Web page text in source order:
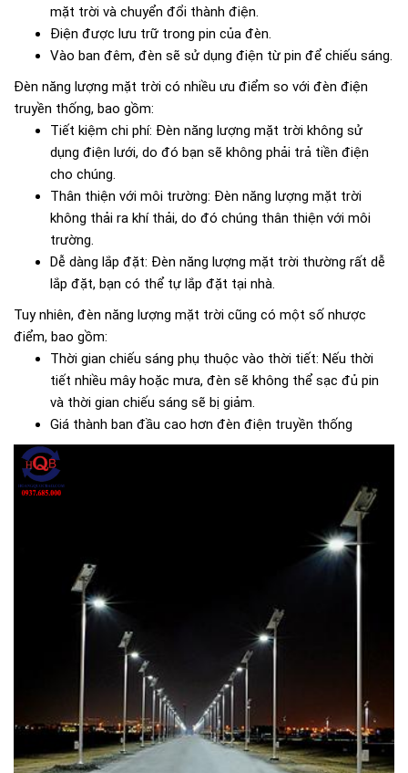
mặt trời và chuyển đổi thành điện.
Điện được lưu trữ trong pin của đèn.
Vào ban đêm, đèn sẽ sử dụng điện từ pin để chiếu sáng.
Đèn năng lượng mặt trời có nhiều ưu điểm so với đèn điện
truyền thống, bao gồm:
Tiết kiệm chi phí: Đèn năng lượng mặt trời không sử
dụng điện lưới, do đó bạn sẽ không phải trả tiền điện
cho chúng.
Thân thiện với môi trường: Đèn năng lượng mặt trời
không thải ra khí thải, do đó chúng thân thiện với môi
trường.
Dễ dàng lắp đặt: Đèn năng lượng mặt trời thường rất dễ
lắp đặt, bạn có thể tự lắp đặt tại nhà.
Tuy nhiên, đèn năng lượng mặt trời cũng có một số nhược
điểm, bao gồm:
Thời gian chiếu sáng phụ thuộc vào thời tiết: Nếu thời
tiết nhiều mây hoặc mưa, đèn sẽ không thể sạc đủ pin
và thời gian chiếu sáng sẽ bị giảm.
Giá thành ban đầu cao hơn đèn điện truyền thống